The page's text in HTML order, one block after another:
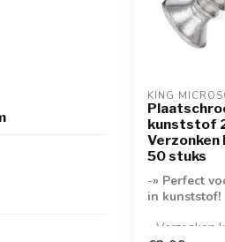
KING
kunststof
Verzonken
50 stuks
-» Perfect
in kunststof!
» Verzonken